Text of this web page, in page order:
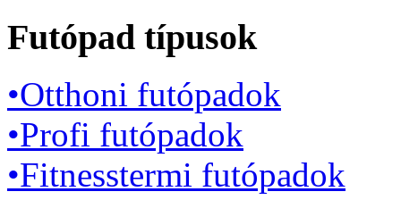
Futópad típusok
•Otthoni futópadok
•Profi futópadok
•Fitnesstermi futópadok